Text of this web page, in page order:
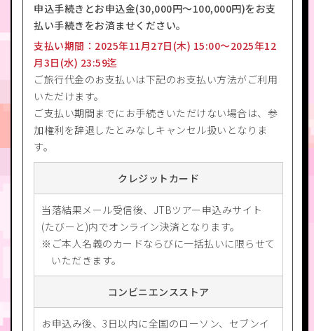
申込手続きとお申込金(30,000円～100,000円)をお支
払い手続きをお済ませください。
支払い期間：2025年11月27日(木) 15:00～2025年12
月3日(水) 23:59迄
ご旅行代金のお支払いは下記のお支払い方法がご利用
いただけます。
ご支払い期間までにお手続きいただけない場合は、参
加権利を辞退したとみなしキャンセル扱いとなりま
す。
クレジットカード
当落結果メール受信後、JTBツアー申込みサイト
(たびーと)内でオンライン決済となります。
ご本人名義のカードならびに一括払いに限らせて
いただきます。
コンビニエンスストア
お申込み後、3日以内に全国のローソン、セブンイ